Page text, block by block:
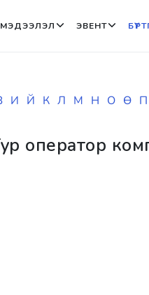
МЭДЭЭЛЭЛ ЭВЕНТ
И Й К Л М Н О Ө П
оператор